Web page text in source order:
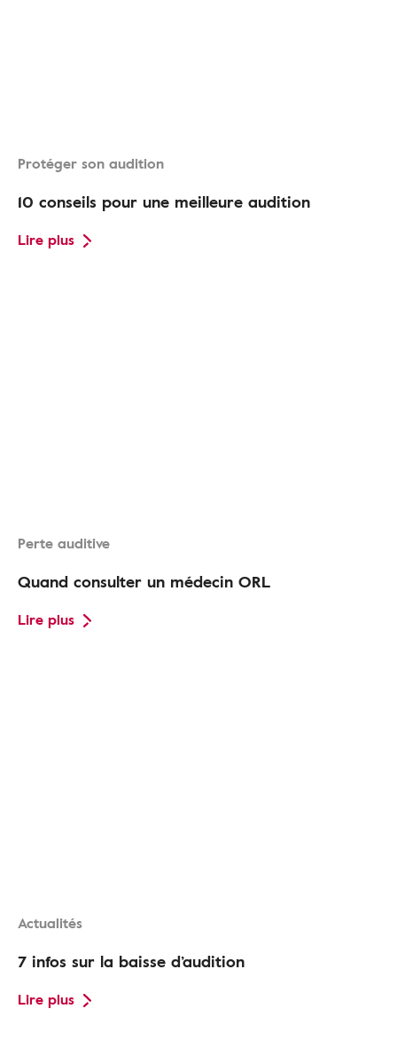
Protéger son audition
10 conseils pour une meilleure audition
Lire plus
Perte auditive
Quand consulter un médecin ORL
Lire plus
Actualités
7 infos sur la baisse d’audition
Lire plus